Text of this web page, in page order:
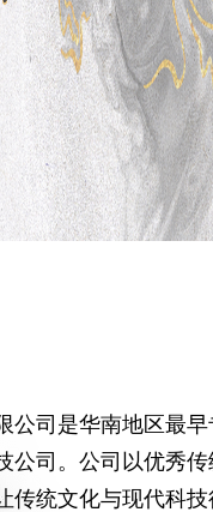
公司是华南地区最
公司。公司以优秀
传统文化与现代科